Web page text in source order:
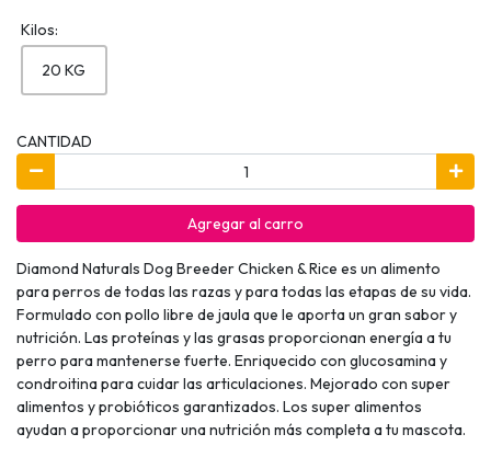
Kilos:
20 KG
CANTIDAD
Agregar al carro
Diamond Naturals Dog Breeder Chicken & Rice es un alimento
para perros de todas las razas y para todas las etapas de su vida.
Formulado con pollo libre de jaula que le aporta un gran sabor y
nutrición. Las proteínas y las grasas proporcionan energía a tu
perro para mantenerse fuerte. Enriquecido con glucosamina y
condroitina para cuidar las articulaciones. Mejorado con super
alimentos y probióticos garantizados. Los super alimentos
ayudan a proporcionar una nutrición más completa a tu mascota.